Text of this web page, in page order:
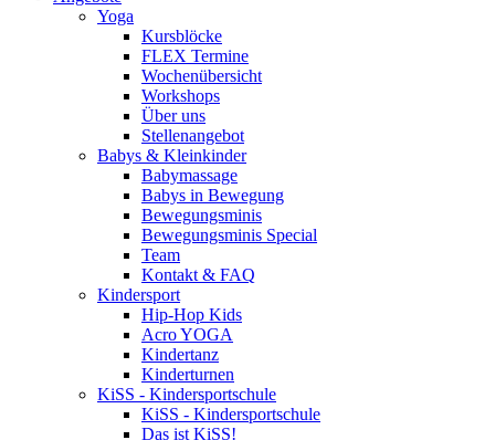
Yoga
Kursblöcke
FLEX Termine
Wochenübersicht
Workshops
Über uns
Stellenangebot
Babys & Kleinkinder
Babymassage
Babys in Bewegung
Bewegungsminis
Bewegungsminis Special
Team
Kontakt & FAQ
Kindersport
Hip-Hop Kids
Acro YOGA
Kindertanz
Kinderturnen
KiSS - Kindersportschule
KiSS - Kindersportschule
Das ist KiSS!